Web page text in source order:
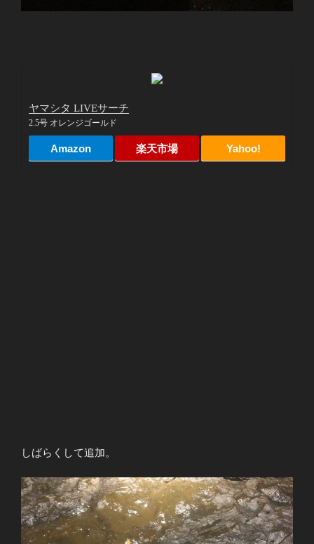
ヤマシタ LIVEサーチ
2.5号 オレンジゴールド
Amazon 楽天市場 Yahoo!
しばらくして追加。